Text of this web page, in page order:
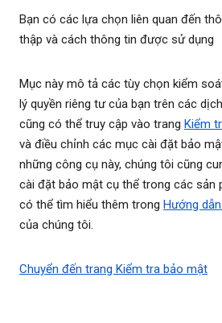
Bạn có các lựa chọn liên quan đến
thập và cách thông tin được sử dụng
Mục này mô tả các tùy chọn kiểm
lý quyền riêng tư của bạn trên các
cũng có thể truy cập vào trang Kiểm
và điều chỉnh các mục cài đặt bảo
những công cụ này, chúng tôi cũng
cài đặt bảo mật cụ thể trong các sản
có thể tìm hiểu thêm trong Hướng
của chúng tôi.
Chuyển đến trang Kiểm tra bảo mật